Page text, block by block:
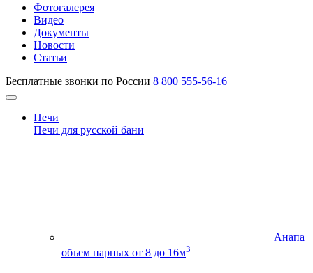
Фотогалерея
Видео
Документы
Новости
Статьи
Бесплатные звонки по России 8 800 555-56-16
Печи
Печи для русской бани
Анапа
объем парных от 8 до 16м3